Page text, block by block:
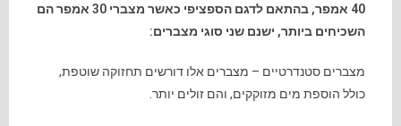
40 אמפר, בהתאם לדגם הספציפי כאשר מצברי 30 אמפר הם
השכיחים ביותר, ישנם שני סוגי מצברים:
מצברים סטנדרטיים – מצברים אלו דורשים תחזוקה שוטפת,
כולל הוספת מים מזוקקים, והם זולים יותר.